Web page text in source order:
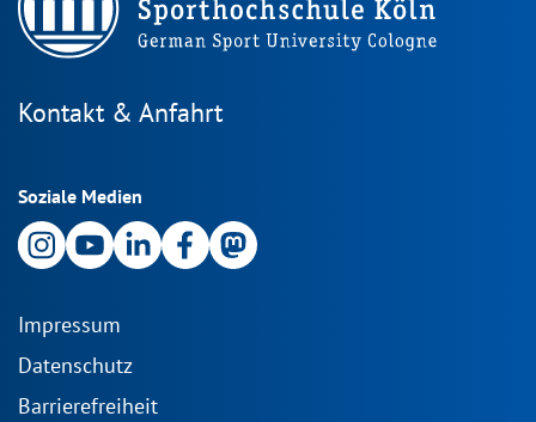
Kontakt & Anfahrt
Soziale Medien
Impressum
Datenschutz
Barrierefreiheit